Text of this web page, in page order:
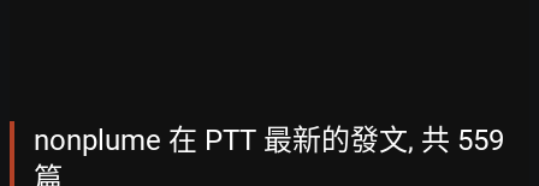
nonplume 在 PTT 最新的發文, 共 559
篇